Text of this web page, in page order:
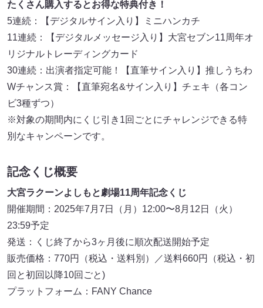
たくさん購入するとお得な特典付き！
5連続：【デジタルサイン入り】ミニハンカチ
11連続：【デジタルメッセージ入り】大宮セブン11周年オ
リジナルトレーディングカード
30連続：出演者指定可能！【直筆サイン入り】推しうちわ
Wチャンス賞：【直筆宛名&サイン入り】チェキ（各コン
ビ3種ずつ）
※対象の期間内にくじ引き1回ごとにチャレンジできる特
別なキャンペーンです。
記念くじ概要
大宮ラクーンよしもと劇場11周年記念くじ
開催期間：2025年7月7日（月）12:00〜8月12日（火）
23:59予定
発送：くじ終了から3ヶ月後に順次配送開始予定
販売価格：770円（税込・送料別）／送料660円（税込・初
回と初回以降10回ごと)
プラットフォーム：FANY Chance